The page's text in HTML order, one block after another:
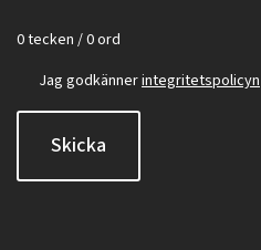
0 tecken / 0 ord
Jag godkännerintegritetspolicyn
Skicka